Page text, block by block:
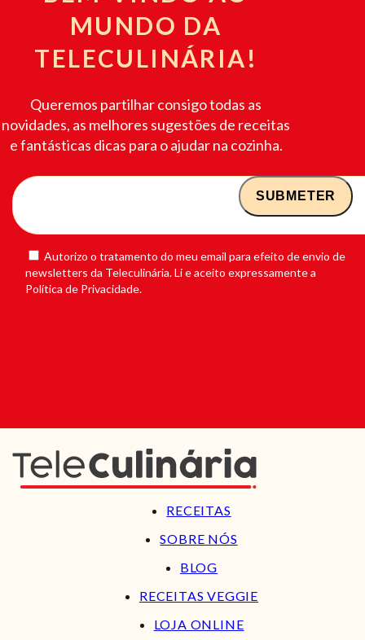
MUNDO DA
TELECULINÁRIA!
Queremos partilhar consigo todas as
novidades, as melhores sugestões de receitas
e fantásticas dicas para o ajudar na cozinha.
Autorizo o tratamento do meu email para efeito de envio de
newsletters da Teleculinária. Li e aceito expressamente a
Política de Privacidade.
RECEITAS
SOBRE NÓS
BLOG
RECEITAS VEGGIE
LOJA ONLINE